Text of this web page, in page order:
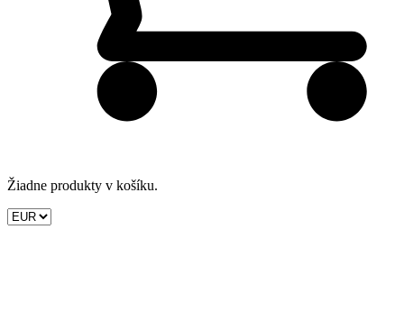
Žiadne produkty v košíku.